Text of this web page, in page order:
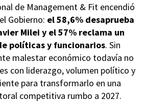
de Management & Fit encendió
Gobierno: el 58,6% desaprueba
Milei y el 57% reclama un
políticas y funcionarios. Sin
malestar económico todavía no
con liderazgo, volumen político y
para transformarlo en una
competitiva rumbo a 2027.